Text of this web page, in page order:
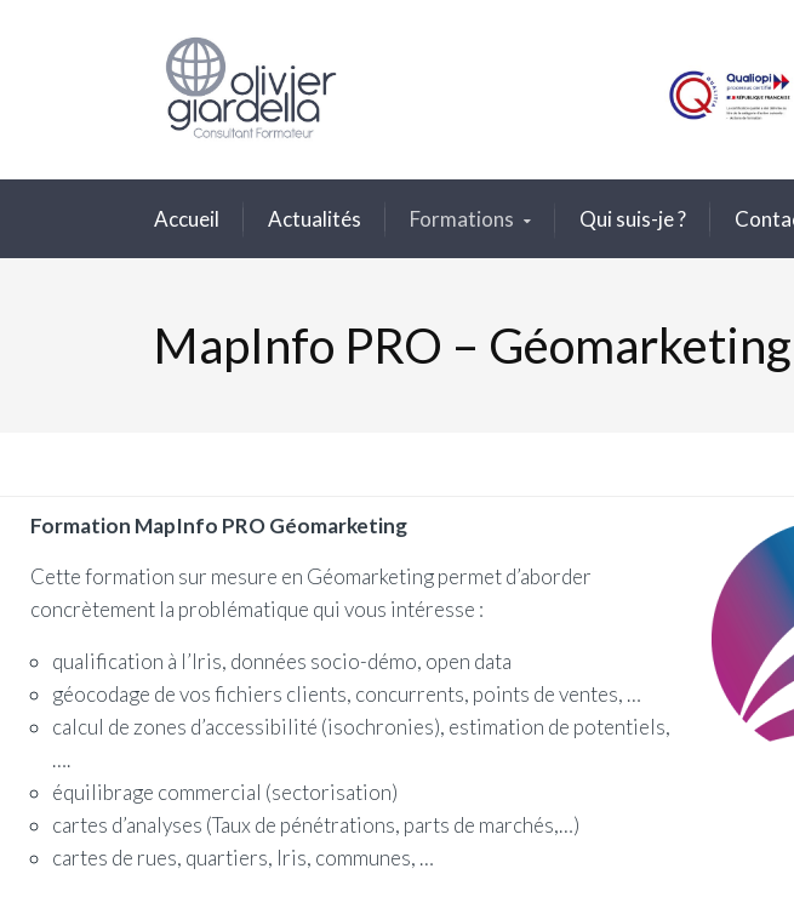
Accueil Actualités Formations Qui suis-je ?
MapInfo PRO – Géomarketing
Formation MapInfo PRO Géomarketing
Cette formation sur mesure en Géomarketing permet d’aborder
concrètement la problématique qui vous intéresse :
qualification à l’Iris, données socio-démo, open data
géocodage de vos fichiers clients, concurrents, points de ventes, …
calcul de zones d’accessibilité (isochronies), estimation de potentiels,
….
équilibrage commercial (sectorisation)
cartes d’analyses (Taux de pénétrations, parts de marchés,…)
cartes de rues, quartiers, Iris, communes, …